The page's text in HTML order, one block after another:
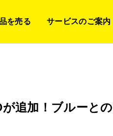
を売る サービスのご案内
追加！ブルーと